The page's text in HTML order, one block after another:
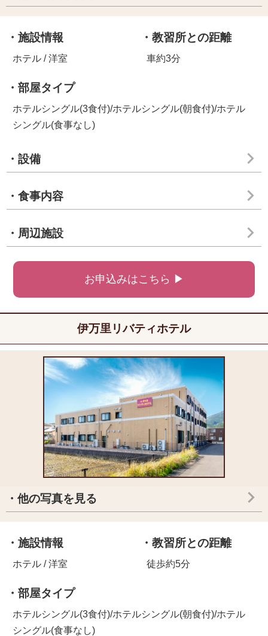
・施設情報
ホテル / 洋室
・教習所との距離
車約3分
・部屋タイプ
ホテルシングル(3食付)/ホテルシングル(朝食付)/ホテル
シングル(食事なし)
・設備
・食事内容
・周辺施設
お申込みはこちら ▶
伊万里リバティホテル
・他の写真を見る
・施設情報
ホテル / 洋室
・教習所との距離
徒歩約5分
・部屋タイプ
ホテルシングル(3食付)/ホテルシングル(朝食付)/ホテル
シングル(食事なし)